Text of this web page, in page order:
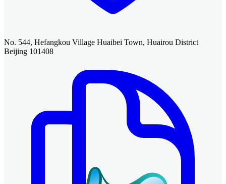
No. 544, Hefangkou Village Huaibei Town, Huairou District
Beijing 101408